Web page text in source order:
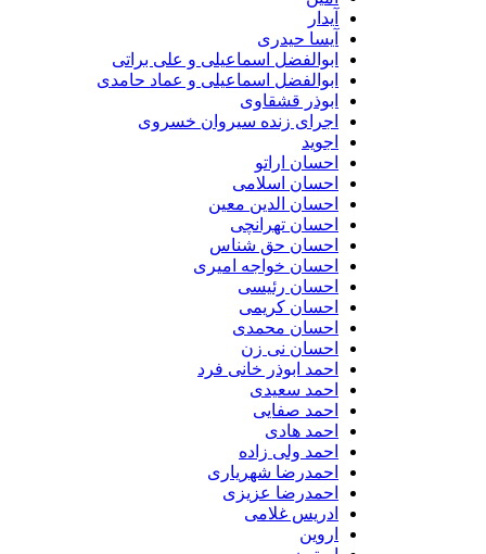
آیسا حیدری
ابوالفضل اسماعیلی و علی براتی
ابوالفضل اسماعیلی و عماد حامدی
ابوذر قشقاوی
اجرای زنده سیروان خسروی
احسان اراتو
احسان اسلامی
احسان الدین معین
احسان تهرانچی
احسان حق شناس
احسان خواجه امیری
احسان رئیسی
احسان کریمی
احسان محمدی
احسان نی زن
احمد ابوذر خانی فرد
احمد سعیدی
احمد صفایی
احمد هادی
احمد ولی زاده
احمدرضا شهریاری
احمدرضا عزیزی
ادریس غلامی